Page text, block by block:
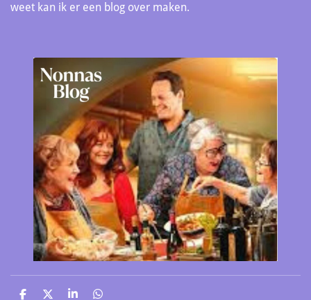
weet kan ik er een blog over maken.